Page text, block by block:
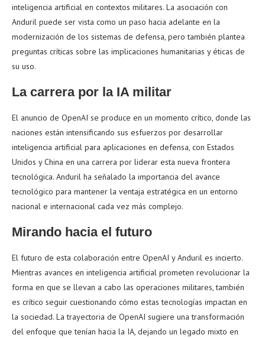
inteligencia artificial en contextos militares. La asociación con
Anduril puede ser vista como un paso hacia adelante en la
modernización de los sistemas de defensa, pero también plantea
preguntas críticas sobre las implicaciones humanitarias y éticas de
su uso.
La carrera por la IA militar
El anuncio de OpenAI se produce en un momento crítico, donde las
naciones están intensificando sus esfuerzos por desarrollar
inteligencia artificial para aplicaciones en defensa, con Estados
Unidos y China en una carrera por liderar esta nueva frontera
tecnológica. Anduril ha señalado la importancia del avance
tecnológico para mantener la ventaja estratégica en un entorno
nacional e internacional cada vez más complejo.
Mirando hacia el futuro
El futuro de esta colaboración entre OpenAI y Anduril es incierto.
Mientras avances en inteligencia artificial prometen revolucionar la
forma en que se llevan a cabo las operaciones militares, también
es crítico seguir cuestionando cómo estas tecnologías impactan en
la sociedad. La trayectoria de OpenAI sugiere una transformación
del enfoque que tenían hacia la IA, dejando un legado mixto en